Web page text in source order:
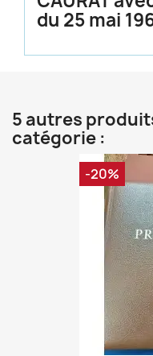
du 25 mai
5 autres
catégorie :
-20%